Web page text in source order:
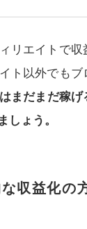
リエイトで
ト以外でも
まだまだ稼げ
しょう。
収益化の